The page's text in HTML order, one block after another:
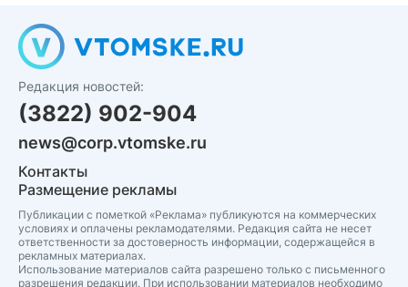
Редакция новостей:
(3822) 902-904
news@corp.vtomske.ru
Контакты
Размещение рекламы
Публикации с пометкой «Реклама» публикуются на коммерческих
условиях и оплачены рекламодателями. Редакция сайта не несет
ответственности за достоверность информации, содержащейся в
рекламных материалах.
Использование материалов сайта разрешено только с письменного
разрешения редакции. При использовании материалов необходимо